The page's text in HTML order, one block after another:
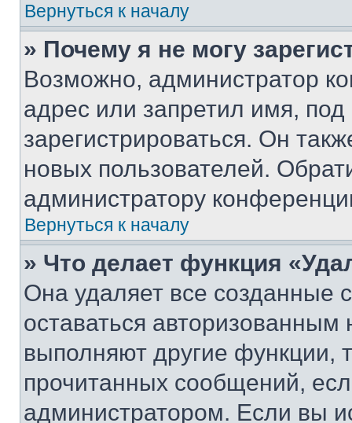
Вернуться к началу
» Почему я не могу
Возможно, администратор
адрес или запретил имя,
зарегистрироваться. Он
новых пользователей.
администратору
Вернуться к началу
» Что делает функция
Она удаляет все созданные
оставаться
выполняют другие функции,
прочитанных сообщений,
администратором. Если вы